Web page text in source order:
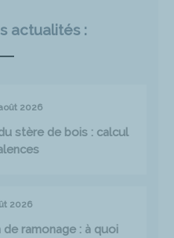
actualités :
2026
stère de bois : calcul
2026
de ramonage : à quoi